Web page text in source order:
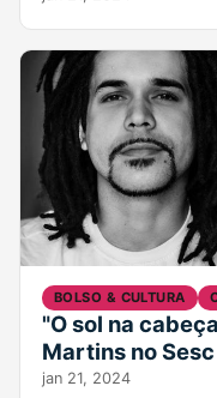
BOLSO & CULTURA
"O sol na
Martins no Sesc
jan 21, 2024